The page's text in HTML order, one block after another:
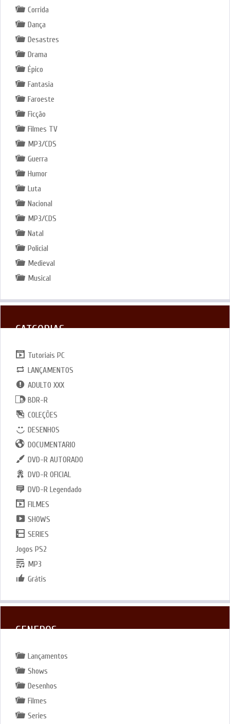
Corrida
Dança
Desastres
Drama
Épico
Fantasia
Faroeste
Ficção
Filmes TV
MP3/CDS
Guerra
Humor
Luta
Nacional
MP3/CDS
Natal
Policial
Medieval
Musical
CATGORIAS
Tutoriais PC
LANÇAMENTOS
ADULTO XXX
BDR-R
COLEÇÕES
DESENHOS
DOCUMENTARIO
DVD-R AUTORADO
DVD-R OFICIAL
DVD-R Legendado
FILMES
SHOWS
SERIES
Jogos PS2
MP3
Grátis
GENEROS
Lançamentos
Shows
Desenhos
Filmes
Series